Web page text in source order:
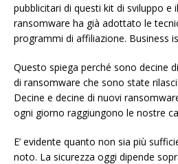
pubblicitari di questi kit di sviluppo e
ransomware ha già adottato le
programmi di affiliazione. Business
Questo spiega perché sono decine
di ransomware che sono state
Decine e decine di nuovi
ogni giorno raggiungono le nostre
E’ evidente quanto non sia più
noto. La sicurezza oggi dipende